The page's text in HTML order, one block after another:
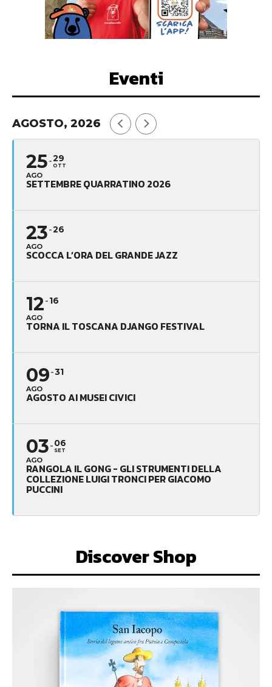
Eventi
AGOSTO, 2026
25
AGO
29
OTT
SETTEMBRE QUARRATINO 2026
23
AGO
26
SCOCCA L’ORA DEL GRANDE JAZZ
12
AGO
16
TORNA IL TOSCANA DJANGO FESTIVAL
09
AGO
31
AGOSTO AI MUSEI CIVICI
03
AGO
06
SET
RANGOLA IL GONG - GLI STRUMENTI DELLA
COLLEZIONE LUIGI TRONCI PER GIACOMO
PUCCINI
Discover Shop